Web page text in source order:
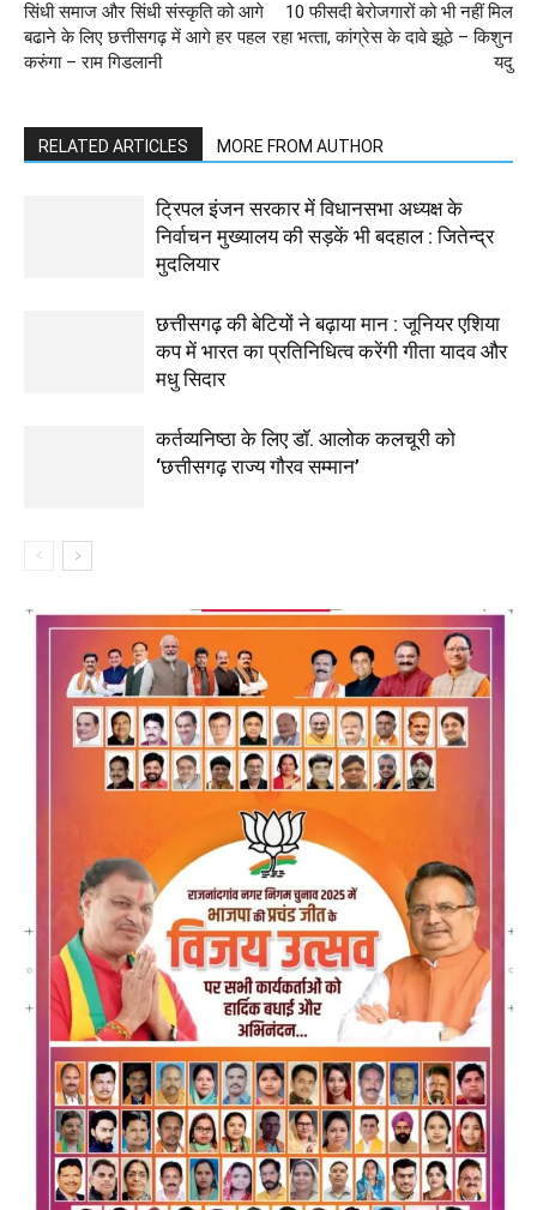
सिंधी समाज और सिंधी संस्कृति को आगे
बढाने के लिए छत्तीसगढ़ में आगे हर पहल
करुंगा – राम गिडलानी
10 फीसदी बेरोजगारों को भी नहीं मिल
रहा भत्‍ता, कांग्रेस के दावे झूठे – किशुन
यदु
RELATED ARTICLES MORE FROM AUTHOR
ट्रिपल इंजन सरकार में विधानसभा अध्यक्ष के
निर्वाचन मुख्यालय की सड़कें भी बदहाल : जितेन्द्र
मुदलियार
छत्तीसगढ़ की बेटियों ने बढ़ाया मान : जूनियर एशिया
कप में भारत का प्रतिनिधित्व करेंगी गीता यादव और
मधु सिदार
कर्तव्यनिष्ठा के लिए डॉ. आलोक कलचूरी को
‘छत्तीसगढ़ राज्य गौरव सम्मान’